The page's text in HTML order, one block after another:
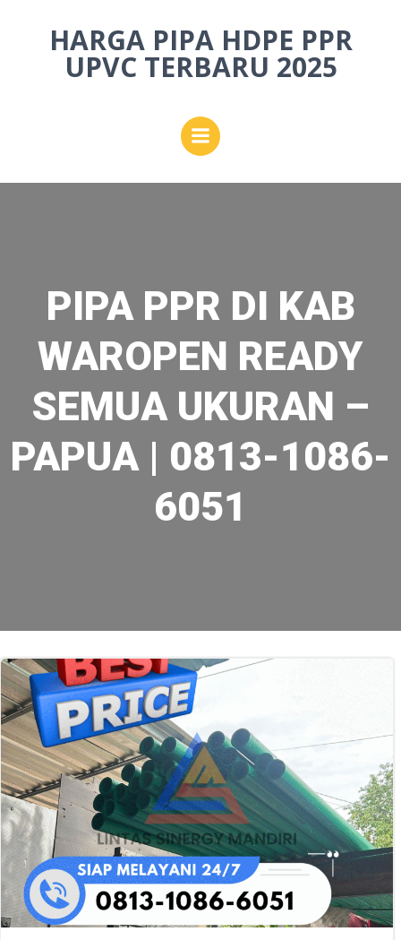
to
content
HARGA PIPA HDPE PPR
UPVC TERBARU 2025
PIPA PPR DI KAB
WAROPEN READY
SEMUA UKURAN –
PAPUA | 0813-1086-
6051